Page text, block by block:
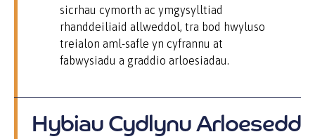
sicrhau cymorth ac ymgysylltiad
rhanddeiliaid allweddol, tra bod hwyluso
treialon aml-safle yn cyfrannu at
fabwysiadu a graddio arloesiadau.
Hybiau Cydlynu Arloesedd